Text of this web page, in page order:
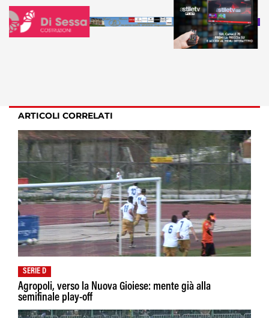
ARTICOLI CORRELATI
SERIE D
Agropoli, verso la Nuova Gioiese: mente già alla
semifinale play-off